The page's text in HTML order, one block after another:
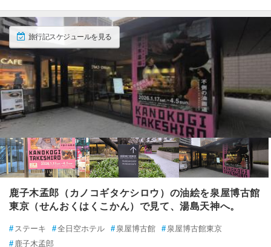
旅行記スケジュールを見る
鹿子木孟郎（カノコギタケシロウ）の油絵を泉屋博古館
東京（せんおくはくこかん）で見て、湯島天神へ。
# ステーキ #全日空ホテル # 泉屋博古館 # 泉屋博古館東京
# 鹿子木孟郎